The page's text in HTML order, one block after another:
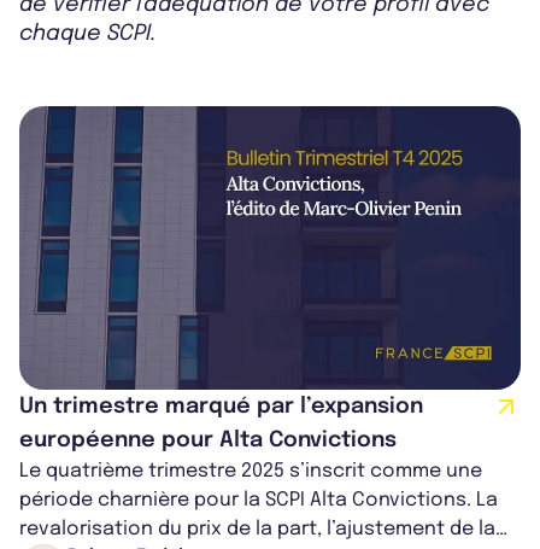
de vérifier l'adéquation de votre profil avec
chaque SCPI.
Un trimestre marqué par l’expansion
européenne pour Alta Convictions
Le quatrième trimestre 2025 s’inscrit comme une
période charnière pour la SCPI Alta Convictions. La
revalorisation du prix de la part, l’ajustement de la